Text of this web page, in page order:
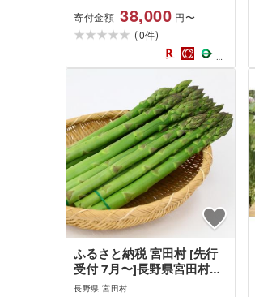
酒 本坊酒造 200ml お酒 信
州限定 アルコール ハイボー
ル 水割り ロック 家飲み ギ
フト プレゼント)
寄付金額 38,000 円〜
(0件)
ふるさと納税 宮田村 [先行
受付 7月〜]長野県宮田村産!
アスパラガス2kg
長野県 宮田村